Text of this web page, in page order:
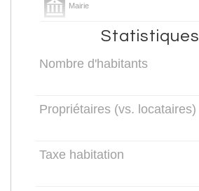
Mairie
Statistiques
Nombre d'habitants
Propriétaires (vs. locataires)
Taxe habitation